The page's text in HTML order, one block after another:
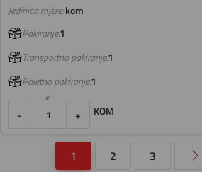
Jedinica mjere:kom
Pakiranje:1
Transportno pakiranje:1
Paletno pakiranje:1
- + KOM
1 2 3